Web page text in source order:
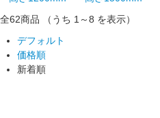
全62商品 （うち 1～8 を表示）
デフォルト
価格順
新着順